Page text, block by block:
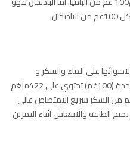
على الماء والسكر و
البوتاسيوم و المغنيسيوم. فالموزة الواحدة (100غم) تحتوي على 422ملغم
و75مل من الماء و27غم من السكر سريع الامتصاص عالي
الطاقة والانتعاش اثناء التمرين